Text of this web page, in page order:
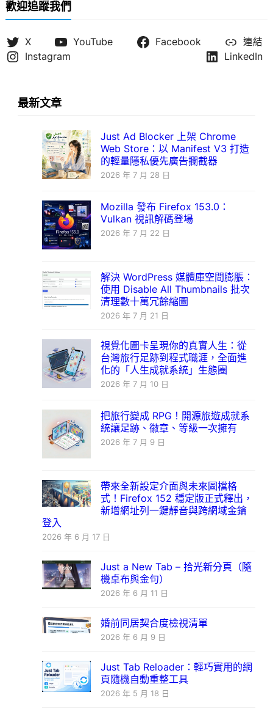
歡迎追蹤我們
X YouTube Facebook
連結
Instagram
LinkedIn
最新文章
Just Ad Blocker 上架 Chrome
Web Store：以 Manifest V3 打造
的輕量隱私優先廣告攔截器
2026 年 7 月 28 日
Mozilla 發布 Firefox 153.0：
Vulkan 視訊解碼登場
2026 年 7 月 22 日
解決 WordPress 媒體庫空間膨脹：
使用 Disable All Thumbnails 批次
清理數十萬冗餘縮圖
2026 年 7 月 21 日
視覺化圖卡呈現你的真實人生：從
台灣旅行足跡到程式職涯，全面進
化的「人生成就系統」生態圈
2026 年 7 月 10 日
把旅行變成 RPG！開源旅遊成就系
統讓足跡、徽章、等級一次擁有
2026 年 7 月 9 日
帶來全新設定介面與未來圖檔格
式！Firefox 152 穩定版正式釋出，
新增網址列一鍵靜音與跨網域金鑰
登入
2026 年 6 月 17 日
Just a New Tab – 拾光新分頁（隨
機桌布與金句）
2026 年 6 月 11 日
婚前同居契合度檢視清單
2026 年 6 月 9 日
Just Tab Reloader：輕巧實用的網
頁隨機自動重整工具
2026 年 5 月 18 日